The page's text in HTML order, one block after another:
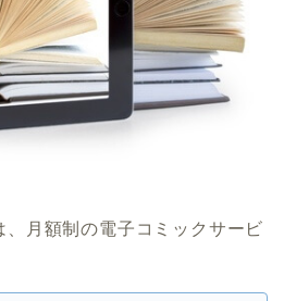
月額制の電子コミックサービ